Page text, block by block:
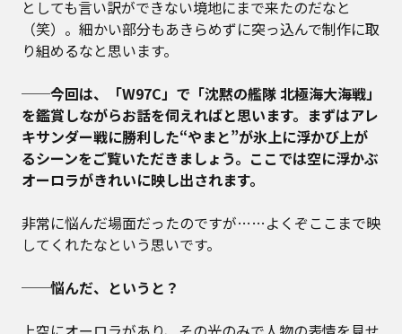
としても言い訳ができない境地にまで来たのだなと
（笑）。細かい部分もあきらめずに突っ込んで制作に取
り組めるなと思います。
──今回は、「W97C」で「沈黙の艦隊 北極海大海戦」
を鑑賞しながらお話を伺えればと思います。まずはアレ
キサンダー戦に勝利した“やまと”が氷上に浮かび上が
るシーンをご覧いただきましょう。ここでは空に浮かぶ
オーロラがきれいに映し出されます。
非常に悩んだ場面だったのですが……よくぞここまで映
してくれたなという思いです。
──悩んだ、というと？